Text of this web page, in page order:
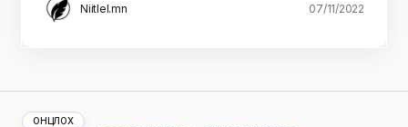
Niitlel.mn 07/11/2022
ОНЦЛОХ